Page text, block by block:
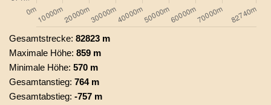
Gesamtstrecke: 82823 m
Maximale Höhe: 859 m
Minimale Höhe: 570 m
Gesamtanstieg: 764 m
Gesamtabstieg: -757 m